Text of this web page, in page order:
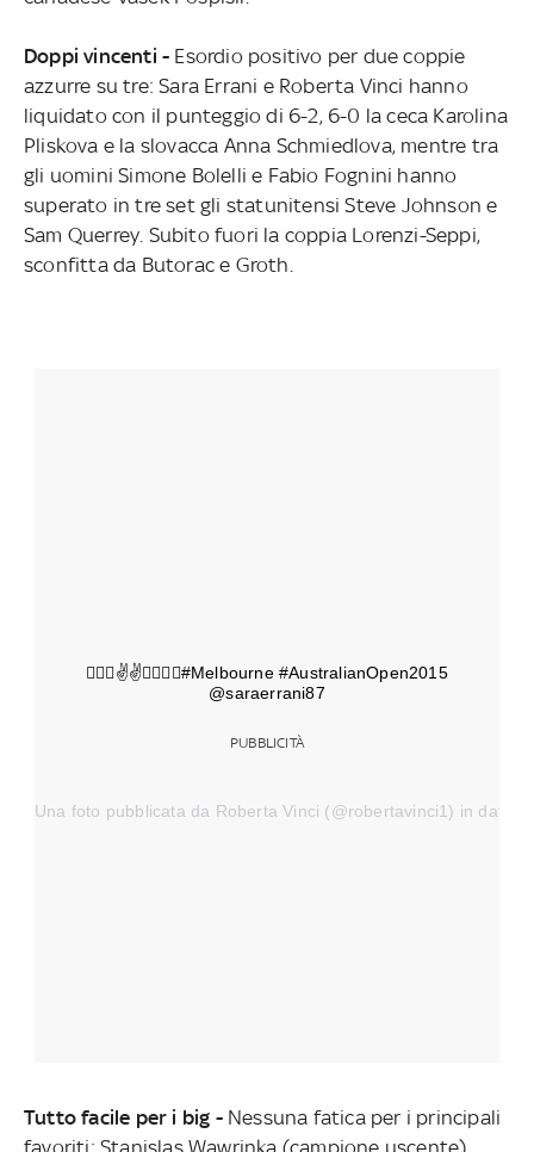
Doppi vincenti - Esordio positivo per due coppie
azzurre su tre: Sara Errani e Roberta Vinci hanno
liquidato con il punteggio di 6-2, 6-0 la ceca Karolina
Pliskova e la slovacca Anna Schmiedlova, mentre tra
gli uomini Simone Bolelli e Fabio Fognini hanno
superato in tre set gli statunitensi Steve Johnson e
Sam Querrey. Subito fuori la coppia Lorenzi-Seppi,
sconfitta da Butorac e Groth.
✌️✌️#Melbourne #AustralianOpen2015
@saraerrani87
PUBBLICITÀ
Una foto pubblicata da Roberta Vinci (@robertavinci1) in data:
Tutto facile per i big -Nessuna fatica per i principali
favoriti: Stanislas Wawrinka (campione uscente),